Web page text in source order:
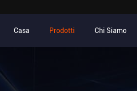
Casa Prodotti Chi Siamo